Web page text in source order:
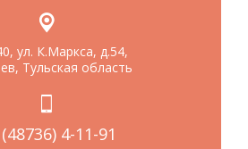
ул. К.Маркса, д.54,
Тульская область
4-11-91